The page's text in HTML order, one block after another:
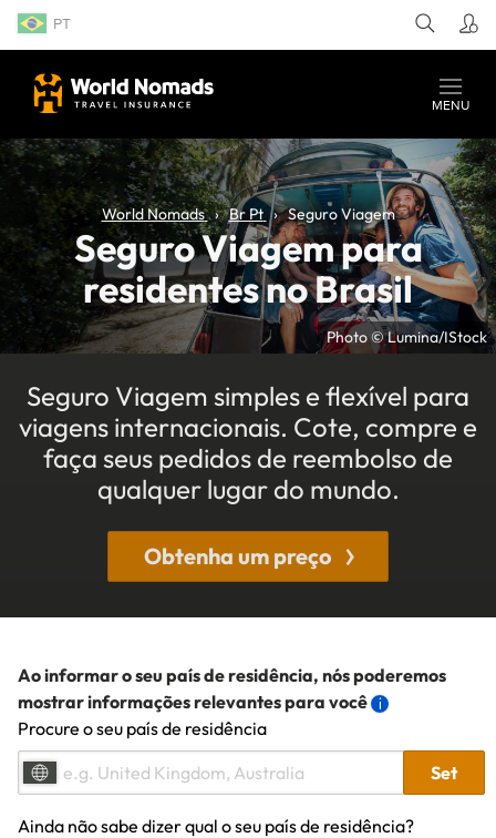
PT
MENU
Photo © Lumina/IStock
World Nomads Br Pt Seguro Viagem
Seguro Viagem para
residentes no Brasil
Seguro Viagem simples e flexível para
viagens internacionais. Cote, compre e
faça seus pedidos de reembolso de
qualquer lugar do mundo.
Obtenha um preço
Ao informar o seu país de residência, nós poderemos
mostrar informações relevantes para você
Procure o seu país de residência
Set
Ainda não sabe dizer qual o seu país de residência?